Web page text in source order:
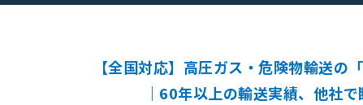
【全国対応】高圧ガス・危険物輸送の
｜60年以上の輸送実績、他社